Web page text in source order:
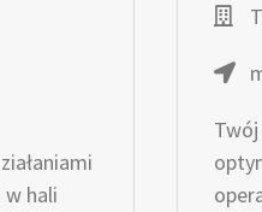
hali